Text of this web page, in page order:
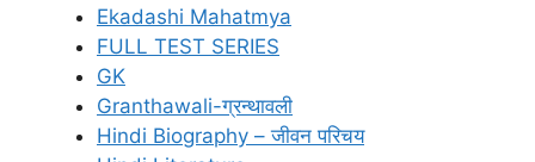
Ekadashi Mahatmya
FULL TEST SERIES
GK
Granthawali-ग्रन्थावली
Hindi Biography – जीवन परिचय